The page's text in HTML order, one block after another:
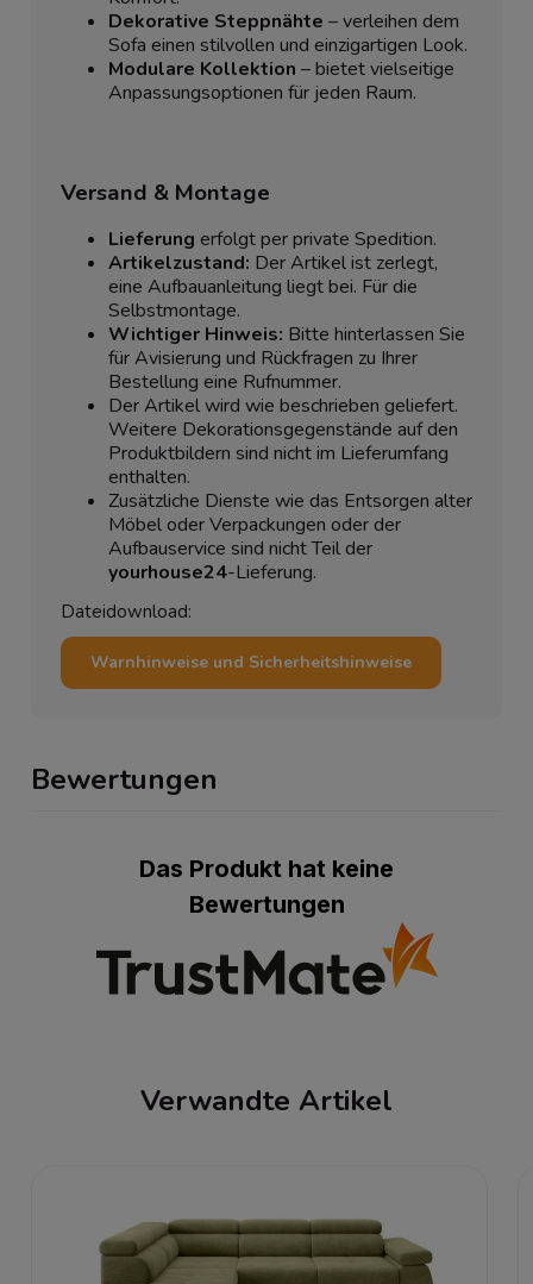
Dekorative Steppnähte – verleihen dem
Sofa einen stilvollen und einzigartigen Look.
Modulare Kollektion – bietet vielseitige
Anpassungsoptionen für jeden Raum.
Versand & Montage
Lieferung erfolgt per private Spedition.
Artikelzustand: Der Artikel ist zerlegt,
eine Aufbauanleitung liegt bei. Für die
Selbstmontage.
Wichtiger Hinweis: Bitte hinterlassen Sie
für Avisierung und Rückfragen zu Ihrer
Bestellung eine Rufnummer.
Der Artikel wird wie beschrieben geliefert.
Weitere Dekorationsgegenstände auf den
Produktbildern sind nicht im Lieferumfang
enthalten.
Zusätzliche Dienste wie das Entsorgen alter
Möbel oder Verpackungen oder der
Aufbauservice sind nicht Teil der
yourhouse24-Lieferung.
Dateidownload:
Warnhinweise und Sicherheitshinweise
Bewertungen
Das Produkt hat keine
Bewertungen
Verwandte Artikel